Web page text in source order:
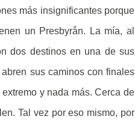
más insignificantes porque
un Presbyrån. La mía, al
dos destinos en una de sus
sus caminos con finales
y nada más. Cerca de
Tal vez por eso mismo, por